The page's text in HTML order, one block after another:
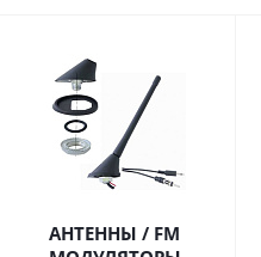
АНТЕННЫ / FM